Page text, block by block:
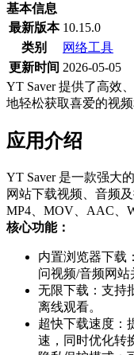
基本信息
最新版本 10.15.0
类别
网络工具
更新时间 2026-05-05
YT Saver 提供了高效
地轻松获取喜爱的视频
应用介绍
YT Saver 是一款强大
网站下载视频、音频
MP4、MOV、AAC、
核心功能：
内置浏览器下载
问视频/音频网站
无限下载：支持
离线观看。
超快下载速度：
速，同时优化转